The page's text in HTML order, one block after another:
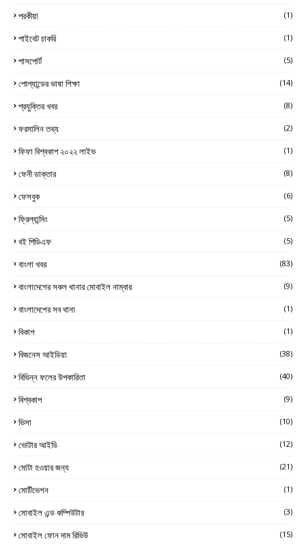
পরকীয়া (1)
পাইবেট চাকরি (1)
পাসপোর্ট (5)
পোল্যান্ডের ভাষা শিক্ষা (14)
প্রযুক্তির খবর (8)
ফরমালিন তথ্য (2)
ফিফা বিশ্বকাপ ২০২২ লাইভ (1)
ফেনী ডাক্তার (8)
ফেসবুক (6)
ফ্রিল্যান্সিং (5)
বই পিডিএফ (5)
বাংলা খবর (83)
বাংলাদেশের সকল থানার মোবাইল নাম্বার (9)
বাংলাদেশের সব থানা (1)
বিকাশ (1)
বিজনেস আইডিয়া (38)
বিভিন্ন ফলের উপকারিতা (40)
বিশ্বকাপ (9)
ভিসা (10)
ভোটার আইডি (12)
মোটা হওয়ার জন্য (21)
মোটিভেশন (1)
মোবাইল এন্ড কম্পিউটার (3)
মোবাইল ফোন দাম রিভিউ (15)